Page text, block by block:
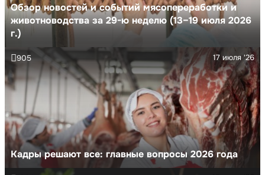
Обзор новостей и событий мясопереработки и
животноводства за 29-ю неделю (13–19 июля 2026
г.)
Кадры решают все: главные вопросы 2026 года
17 июля '26
905